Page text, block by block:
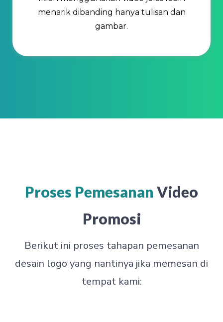
menarik dibanding hanya tulisan dan
gambar.
Proses Pemesanan Video
Promosi
Berikut ini proses tahapan pemesanan
desain logo yang nantinya jika memesan di
tempat kami: